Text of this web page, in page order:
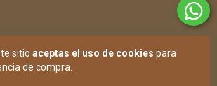
sitio aceptas el uso de cookies para
de compra.